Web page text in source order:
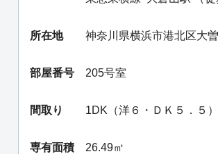
所在地 神奈川県横浜市港北区大
部屋番号 205号室
間取り 1DK（洋６・ＤＫ５．５）
専有面積 26.49㎡